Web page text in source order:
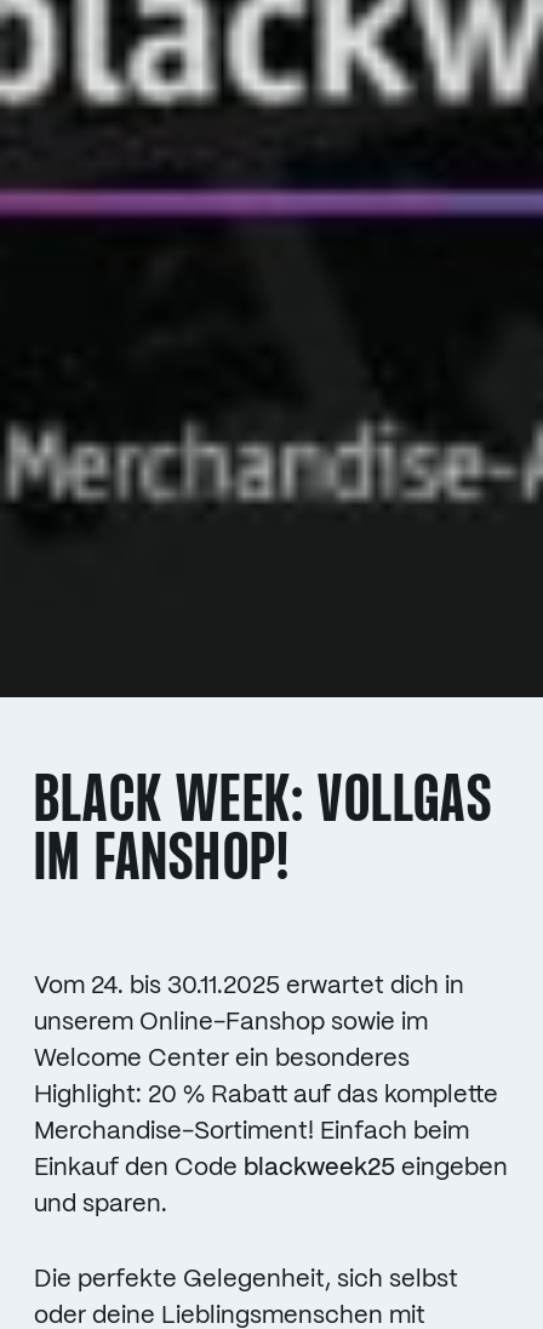
BLACK WEEK: VOLLGAS
IM FANSHOP!
Vom 24. bis 30.11.2025 erwartet dich in
unserem Online-Fanshop sowie im
Welcome Center ein besonderes
Highlight: 20 % Rabatt auf das komplette
Merchandise-Sortiment! Einfach beim
Einkauf den Code blackweek25 eingeben
und sparen.
Die perfekte Gelegenheit, sich selbst
oder deine Lieblingsmenschen mit